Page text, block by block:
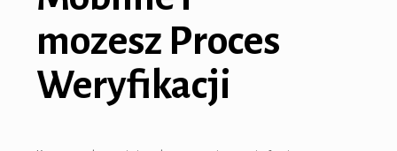
mozesz Proces
Weryfikacji